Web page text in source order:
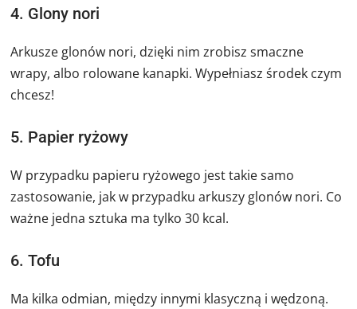
4. Glony nori
Arkusze glonów nori, dzięki nim zrobisz smaczne
wrapy, albo rolowane kanapki. Wypełniasz środek czym
chcesz!
5. Papier ryżowy
W przypadku papieru ryżowego jest takie samo
zastosowanie, jak w przypadku arkuszy glonów nori. Co
ważne jedna sztuka ma tylko 30 kcal.
6. Tofu
Ma kilka odmian, między innymi klasyczną i wędzoną.